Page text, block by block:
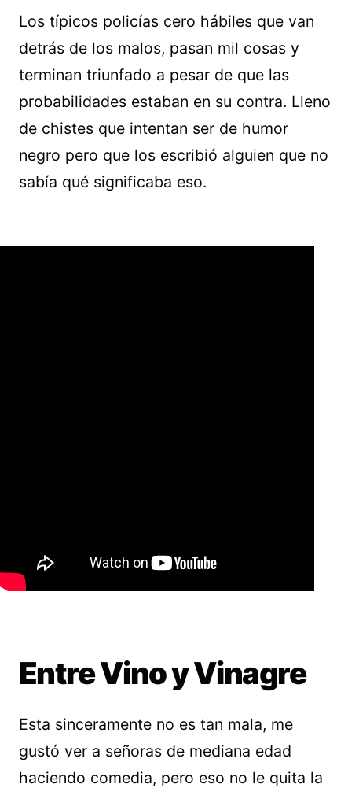
Los típicos policías cero hábiles que van
detrás de los malos, pasan mil cosas y
terminan triunfado a pesar de que las
probabilidades estaban en su contra. Lleno
de chistes que intentan ser de humor
negro pero que los escribió alguien que no
sabía qué significaba eso.
Entre Vino y Vinagre
Esta sinceramente no es tan mala, me
gustó ver a señoras de mediana edad
haciendo comedia, pero eso no le quita la